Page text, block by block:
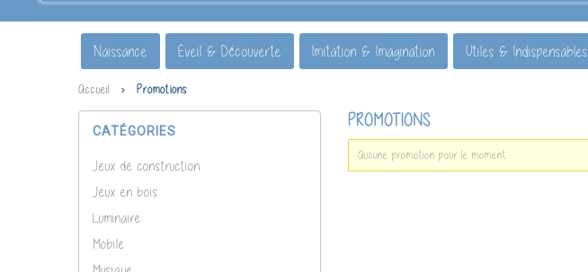
Naissance Éveil & Découverte Imitation & Imagination Utiles & Indispensables
Accueil Promotions
CATÉGORIES
Jeux de construction
Jeux en bois
Luminaire
Mobile
PROMOTIONS
Aucune promotion pour le moment.